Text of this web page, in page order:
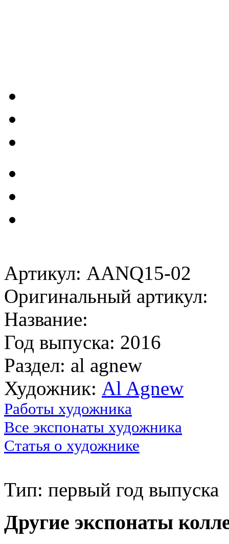
Артикул: AANQ15-02
Оригинальный артикул:
Название:
Год выпуска: 2016
Раздел: al agnew
Художник: Al Agnew
Работы художника
Все экспонаты художника
Статья о художнике
Тип: первый год выпуска
Другие экспонаты